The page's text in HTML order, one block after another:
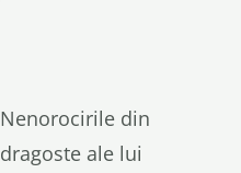
Nenorocirile din
dragoste ale lui